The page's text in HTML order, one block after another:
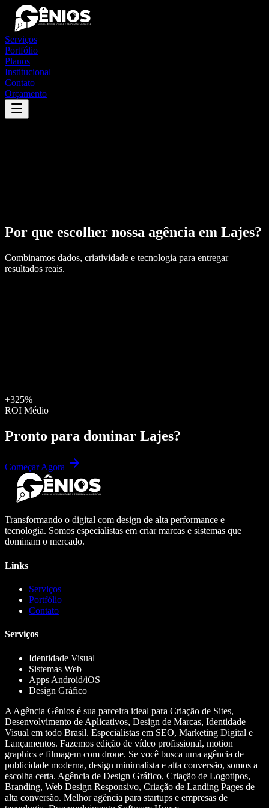
Serviços
Portfólio
Planos
Institucional
Contato
Orçamento
Por que escolher nossa agência em Lajes?
Combinamos dados, criatividade e tecnologia para entregar
resultados reais.
+325%
ROI Médio
Pronto para dominar Lajes?
Começar Agora
Transformando o digital com design de alta performance e
tecnologia. Somos especialistas em criar marcas e sistemas que
dominam o mercado.
Links
Serviços
Portfólio
Contato
Serviços
Identidade Visual
Sistemas Web
Apps Android/iOS
Design Gráfico
A Agência Gênios é sua parceira ideal para Criação de Sites,
Desenvolvimento de Aplicativos, Design de Marcas, Identidade
Visual em todo Brasil. Especialistas em SEO, Marketing Digital e
Lançamentos. Fazemos edição de vídeo profissional, motion
graphics e filmagem com drone. Se você busca uma agência de
publicidade moderna, design minimalista e alta conversão, somos a
escolha certa. Agência de Design Gráfico, Criação de Logotipos,
Branding, Web Design Responsivo, Criação de Landing Pages de
alta conversão. Melhor agência para startups e empresas de